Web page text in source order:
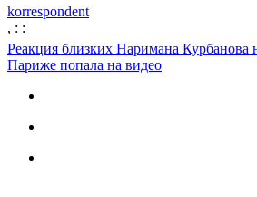
korrespondent
, : :
Реакция близких Наримана Курбанова
Париже попала на видео